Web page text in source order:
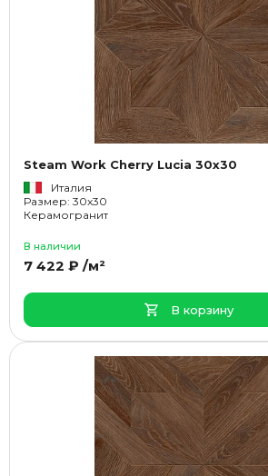
Steam Work Cherry Lucia 30x30
Италия
Размер: 30x30
Керамогранит
В наличии
7 422 ₽ /м²
В корзину